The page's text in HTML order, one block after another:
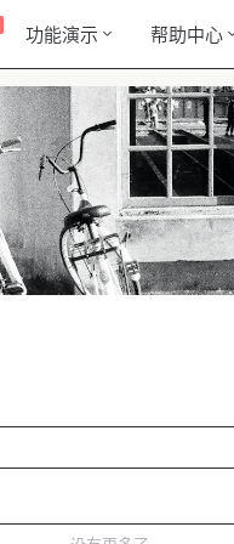
功能演示 帮助中心